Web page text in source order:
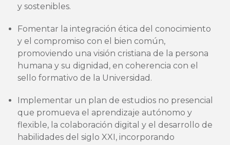
y sostenibles.
Fomentar la integración ética del conocimiento
y el compromiso con el bien común,
promoviendo una visión cristiana de la persona
humana y su dignidad, en coherencia con el
sello formativo de la Universidad.
Implementar un plan de estudios no presencial
que promueva el aprendizaje autónomo y
flexible, la colaboración digital y el desarrollo de
habilidades del siglo XXI, incorporando